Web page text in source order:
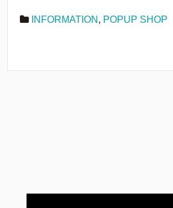
INFORMATION , POPUP SHOP